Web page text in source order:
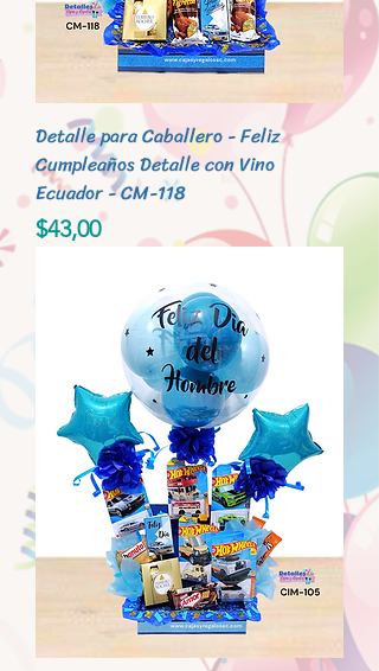
Detalle para Caballero - Feliz
Cumpleaños Detalle con Vino
Ecuador - CM-118
Precio
$43,00